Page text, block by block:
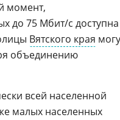
момент,
до 75 Мбит/с доступна
Вятского края
объединению
всей населенной
малых населенных